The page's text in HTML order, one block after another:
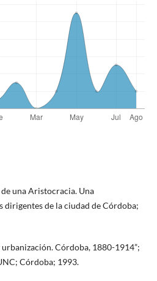
una Aristocracia. Una
dirigentes de la ciudad de Córdoba;
Córdoba, 1880-1914”;
Córdoba; 1993.